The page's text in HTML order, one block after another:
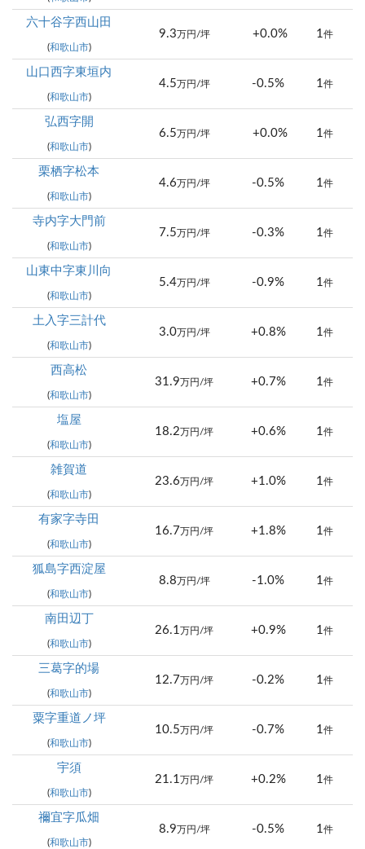
六十谷字西山田
(和歌山市)
9.3 万円/坪 +0.0% 1件
山口西字東垣内
(和歌山市)
4.5 万円/坪 -0.5% 1件
弘西字開
(和歌山市)
6.5 万円/坪 +0.0% 1件
栗栖字松本
(和歌山市)
4.6 万円/坪 -0.5% 1件
寺内字大門前
(和歌山市)
7.5 万円/坪 -0.3% 1件
山東中字東川向
(和歌山市)
5.4万円/坪 -0.9% 1件
土入字三計代
(和歌山市)
3.0万円/坪 +0.8% 1件
西高松
(和歌山市)
31.9 万円/坪 +0.7% 1件
塩屋
(和歌山市)
18.2 万円/坪 +0.6% 1件
雑賀道
(和歌山市)
23.6 万円/坪 +1.0% 1件
有家字寺田
(和歌山市)
16.7 万円/坪 +1.8% 1件
狐島字西淀屋
(和歌山市)
8.8 万円/坪 -1.0% 1件
南田辺丁
(和歌山市)
26.1 万円/坪 +0.9% 1件
三葛字的場
(和歌山市)
12.7 万円/坪 -0.2% 1件
粟字重道ノ坪
(和歌山市)
10.5 万円/坪 -0.7% 1件
宇須
(和歌山市)
21.1 万円/坪 +0.2% 1件
禰宜字瓜畑
(和歌山市)
8.9 万円/坪 -0.5% 1件